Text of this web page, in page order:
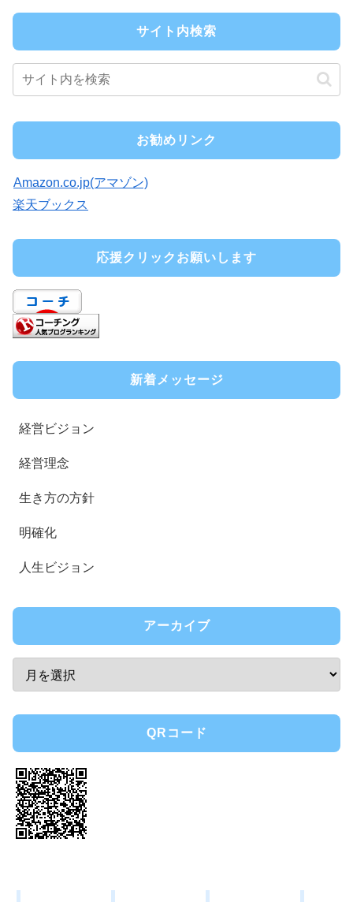
サイト内検索
お勧めリンク
Amazon.co.jp(アマゾン)
楽天ブックス
応援クリックお願いします
新着メッセージ
経営ビジョン
経営理念
生き方の方針
明確化
人生ビジョン
アーカイブ
QRコード